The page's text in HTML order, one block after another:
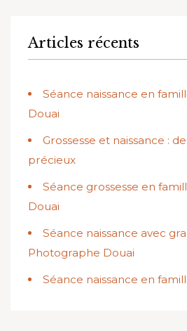
Articles récents
Séance naissance en
Douai
Grossesse et naissance :
précieux
Séance grossesse en
Douai
Séance naissance avec
Photographe Douai
Séance naissance en